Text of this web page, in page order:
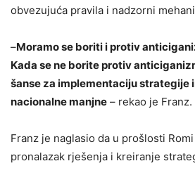
obvezujuća pravila i nadzorni
–Moramo se boriti i protiv
Kada se ne borite protiv
šanse za implementaciju strategije
nacionalne manjne – rekao je Franz.
Franz je naglasio da u prošlosti
pronalazak rješenja i kreiranje